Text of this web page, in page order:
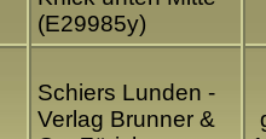
(E29985y)
Schiers Lunden -
Verlag Brunner &